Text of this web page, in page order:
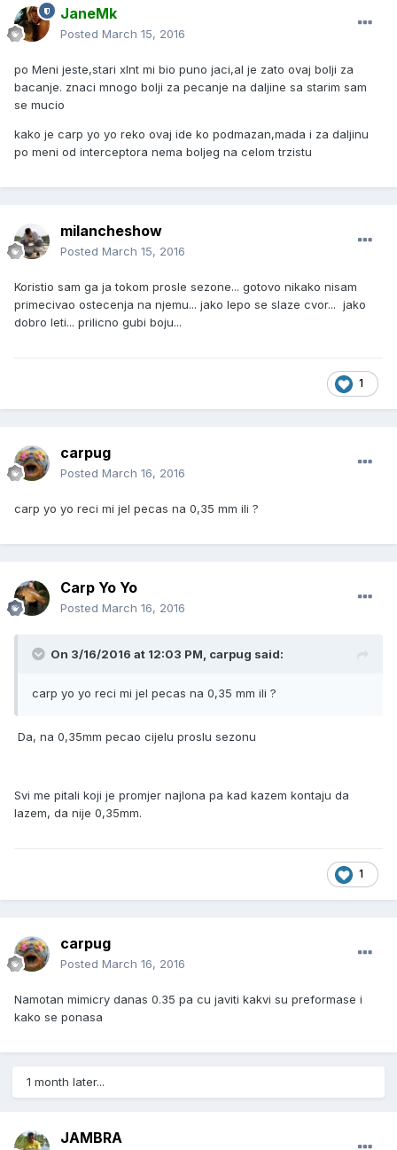
JaneMk
Posted March 15, 2016
po Meni jeste,stari xlnt mi bio puno jaci,al je zato ovaj bolji za
bacanje. znaci mnogo bolji za pecanje na daljine sa starim sam
se mucio
kako je carp yo yo reko ovaj ide ko podmazan,mada i za daljinu
po meni od interceptora nema boljeg na celom trzistu
milancheshow
Posted March 15, 2016
Koristio sam ga ja tokom prosle sezone... gotovo nikako nisam
primecivao ostecenja na njemu... jako lepo se slaze cvor... jako
dobro leti... prilicno gubi boju...
1
carpug
Posted March 16, 2016
carp yo yo reci mi jel pecas na 0,35 mm ili ?
Carp Yo Yo
Posted March 16, 2016
On 3/16/2016 at 12:03 PM, carpug said:
carp yo yo reci mi jel pecas na 0,35 mm ili ?
Da, na 0,35mm pecao cijelu proslu sezonu
Svi me pitali koji je promjer najlona pa kad kazem kontaju da
lazem, da nije 0,35mm.
1
carpug
Posted March 16, 2016
Namotan mimicry danas 0.35 pa cu javiti kakvi su preformase i
kako se ponasa
1 month later...
JAMBRA